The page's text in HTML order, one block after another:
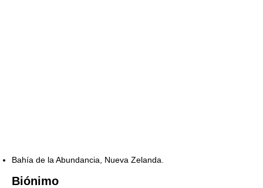
Bahía de la Abundancia, Nueva Zelanda.
Biónimo